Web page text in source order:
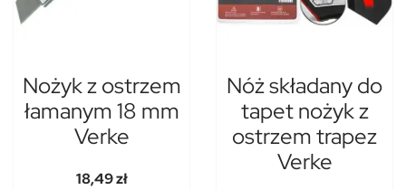
Nożyk z ostrzem
łamanym 18 mm
Verke
18,49 zł
Nóż składany do
tapet nożyk z
ostrzem trapez
Verke